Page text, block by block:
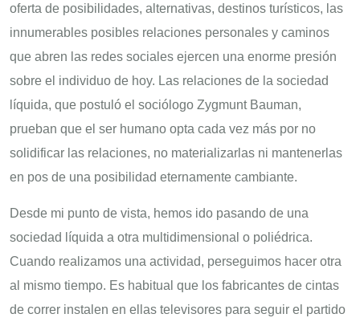
oferta de posibilidades, alternativas, destinos turísticos, las
innumerables posibles relaciones personales y caminos
que abren las redes sociales ejercen una enorme presión
sobre el individuo de hoy. Las relaciones de la sociedad
líquida, que postuló el sociólogo Zygmunt Bauman,
prueban que el ser humano opta cada vez más por no
solidificar las relaciones, no materializarlas ni mantenerlas
en pos de una posibilidad eternamente cambiante.
Desde mi punto de vista, hemos ido pasando de una
sociedad líquida a otra multidimensional o poliédrica.
Cuando realizamos una actividad, perseguimos hacer otra
al mismo tiempo. Es habitual que los fabricantes de cintas
de correr instalen en ellas televisores para seguir el partido